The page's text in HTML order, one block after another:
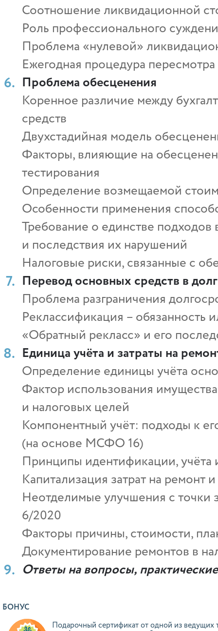
Соотношение ликвидационной
Роль профессионального
Проблема «нулевой»
Ежегодная процедура
Проблема обесценения
Коренное различие между
средств
Двухстадийная модель
Факторы, влияющие на
тестирования
Определение возмещаемой
Особенности применения
Требование о единстве
и последствия их нарушений
Налоговые риски, связанные с
Перевод основных средств в
Проблема разграничения
Реклассификация – обязанность
«Обратный рекласс» и его
Единица учёта и затраты на
Определение единицы учёта
Фактор использования
и налоговых целей
Компонентный учёт: подходы к
(на основе МСФО 16)
Принципы идентификации, учёта
Капитализация затрат на ремонт
Неотделимые улучшения с точки
6/2020
Факторы причины, стоимости,
Документирование ремонтов в
Ответы на вопросы,
БОНУС
Подарочный сертификат от одной из ведущих